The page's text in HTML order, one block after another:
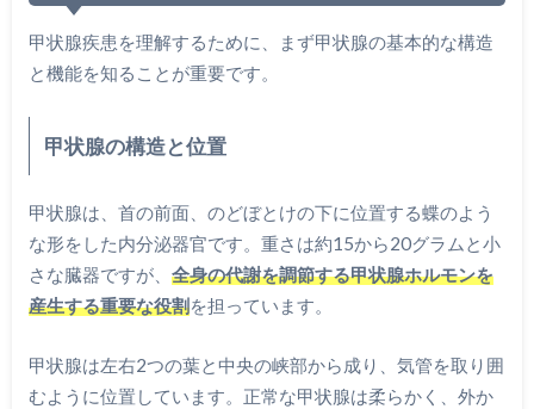
甲状腺疾患を理解するために、まず甲状腺の基本的な構造
と機能を知ることが重要です。
甲状腺の構造と位置
甲状腺は、首の前面、のどぼとけの下に位置する蝶のよう
な形をした内分泌器官です。重さは約15から20グラムと小
さな臓器ですが、 全身の代謝を調節する甲状腺ホルモンを
産生する重要な役割を担っています。
甲状腺は左右2つの葉と中央の峡部から成り、気管を取り囲
むように位置しています。正常な甲状腺は柔らかく、外か